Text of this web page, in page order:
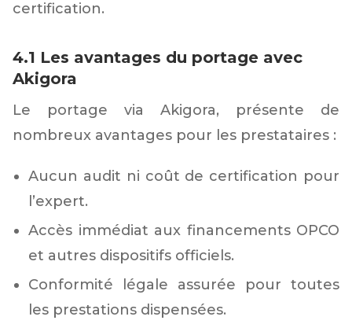
certification.
4.1 Les avantages du portage avec
Akigora
Le portage via Akigora, présente de
nombreux avantages pour les prestataires :
Aucun audit ni coût de certification pour
l’expert.
Accès immédiat aux financements OPCO
et autres dispositifs officiels.
Conformité légale assurée pour toutes
les prestations dispensées.